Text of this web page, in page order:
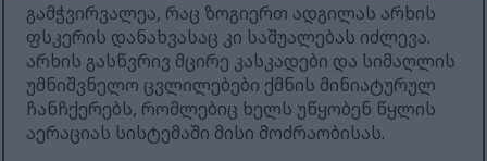
გამჭვირვალეა, რაც ზოგიერთ ადგილას არხის
ფსკერის დანახვასაც კი საშუალებას იძლევა.
არხის გასწვრივ მცირე კასკადები და სიმაღლის
უმნიშვნელო ცვლილებები ქმნის მინიატურულ
ჩანჩქერებს, რომლებიც ხელს უწყობენ წყლის
აერაციას სისტემაში მისი მოძრაობისას.